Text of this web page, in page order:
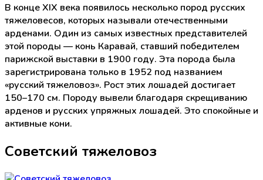
В конце XIX века появилось несколько пород русских
тяжеловесов, которых называли отечественными
арденами. Один из самых известных представителей
этой породы — конь Каравай, ставший победителем
парижской выставки в 1900 году. Эта порода была
зарегистрирована только в 1952 под названием
«русский тяжеловоз». Рост этих лошадей достигает
150–170 см. Породу вывели благодаря скрещиванию
арденов и русских упряжных лошадей. Это спокойные и
активные кони.
Советский тяжеловоз